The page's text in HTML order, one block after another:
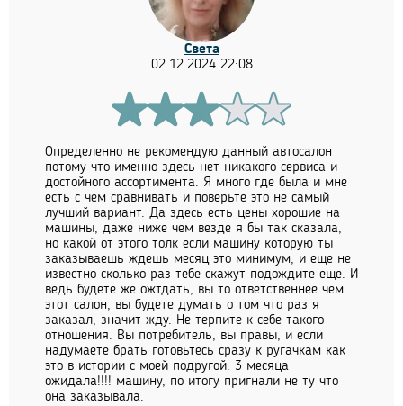
Света
02.12.2024 22:08
Определенно не рекомендую данный автосалон
потому что именно здесь нет никакого сервиса и
достойного ассортимента. Я много где была и мне
есть с чем сравнивать и поверьте это не самый
лучший вариант. Да здесь есть цены хорошие на
машины, даже ниже чем везде я бы так сказала,
но какой от этого толк если машину которую ты
заказываешь ждешь месяц это минимум, и еще не
известно сколько раз тебе скажут подождите еще. И
ведь будете же ожтдать, вы то ответственнее чем
этот салон, вы будете думать о том что раз я
заказал, значит жду. Не терпите к себе такого
отношения. Вы потребитель, вы правы, и если
надумаете брать готовьтесь сразу к ругачкам как
это в истории с моей подругой. 3 месяца
ожидала!!!! машину, по итогу пригнали не ту что
она заказывала.